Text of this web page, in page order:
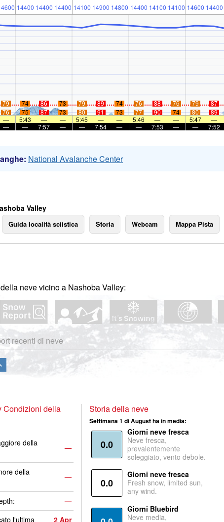
14400 14400 14400 14100 14900 14800 14400 14100 14100 14600 14400
79 74 86 73 79 89 74 76 88 76 79 87
76 75 87 73 80 91 73 77 90 74 80 89
— 5:43 — — 5:45 — — 5:46 — — 5:47 —
— — 7:57 — — 7:54 — — 7:53 — — 7:52
National Avalanche Center
Valley
Guida località sciistica Storia Webcam Mappa Pista
neve vicino a Nashoba Valley:
recenti di neve
Condizioni della
della
—
della
—
—
l'ultima
2 Apr
Storia della neve
Settimana 1 di August ha in media:
0.0
Giorni neve fresca
Neve fresca,
prevalentemente
soleggiato, vento debole.
0.0
Giorni neve fresca
Fresh snow, limited sun,
any wind.
Giorni Bluebird
Neve media,